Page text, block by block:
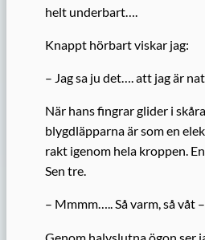
helt underbart….
Knappt hörbart viskar jag:
– Jag sa ju det…. att jag är
När hans fingrar glider i
blygdläpparna är som en
rakt igenom hela kroppen.
Sen tre.
– Mmmm….. Så varm, så våt
Genom halvslutna ögon ser